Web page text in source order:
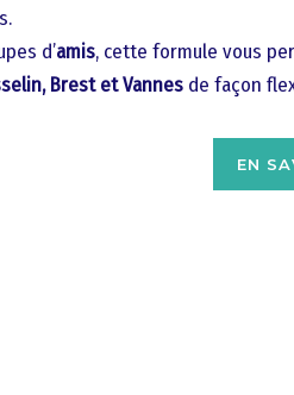
d’amis, cette formule vous
Brest et Vannes de façon
EN